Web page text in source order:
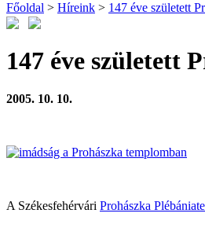
Főoldal > Híreink > 147 éve született
147 éve született
2005. 10. 10.
A Székesfehérvári Prohászka